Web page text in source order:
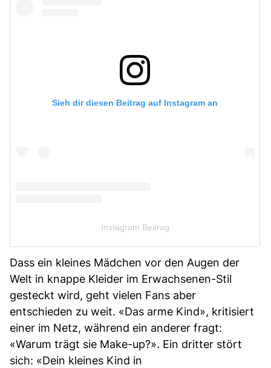
Sieh dir diesen Beitrag auf Instagram an
Instagram Beitrag
Dass ein kleines Mädchen vor den Augen der
Welt in knappe Kleider im Erwachsenen-Stil
gesteckt wird, geht vielen Fans aber
entschieden zu weit. «Das arme Kind», kritisiert
einer im Netz, während ein anderer fragt:
«Warum trägt sie Make-up?». Ein dritter stört
sich: «Dein kleines Kind in